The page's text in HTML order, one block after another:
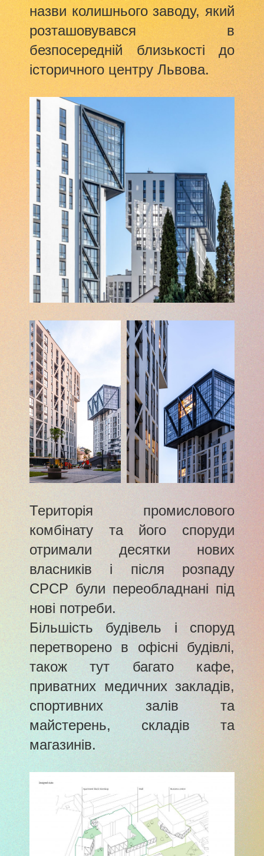
назви колишнього заводу, який
розташовувався в
безпосередній близькості до
історичного центру Львова.
Територія промислового
комбінату та його споруди
отримали десятки нових
власників і після розпаду
СРСР були переобладнані під
нові потреби.
Більшість будівель і споруд
перетворено в офісні будівлі,
також тут багато кафе,
приватних медичних закладів,
спортивних залів та
майстерень, складів та
магазинів.